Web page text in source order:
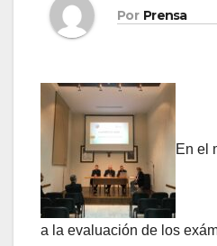
Por Prensa
En el
a la evaluación de los